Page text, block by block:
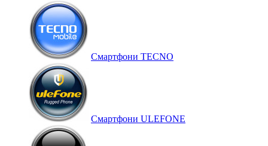
Смартфони TECNO
Смартфони ULEFONE